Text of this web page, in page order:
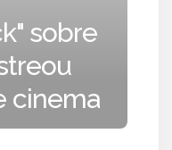
sobre
cinema